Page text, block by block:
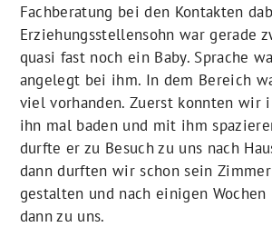
Fachberatung bei den Kontakten
Erziehungsstellensohn war gerade
quasi fast noch ein Baby. Sprache
angelegt bei ihm. In dem Bereich
viel vorhanden. Zuerst konnten wir
ihn mal baden und mit ihm
durfte er zu Besuch zu uns nach
dann durften wir schon sein
gestalten und nach einigen Wochen
dann zu uns.